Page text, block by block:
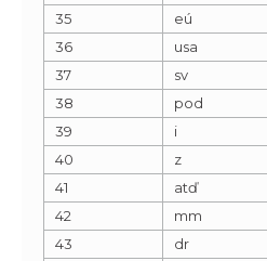
35
eú
36
usa
37
sv
38
pod
39
i
40
z
41
atď
42
mm
43
dr